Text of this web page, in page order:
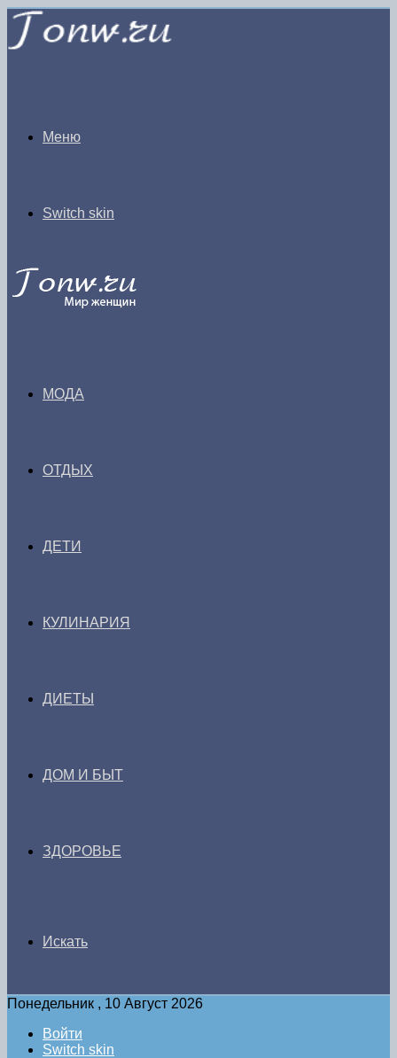
Меню
Switch skin
МОДА
ОТДЫХ
ДЕТИ
КУЛИНАРИЯ
ДИЕТЫ
ДОМ И БЫТ
ЗДОРОВЬЕ
Искать
Понедельник , 10 Август 2026
Войти
Switch skin